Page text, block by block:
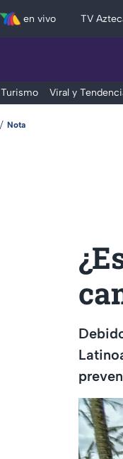
en vivo TV
Turismo Viral y
Nota